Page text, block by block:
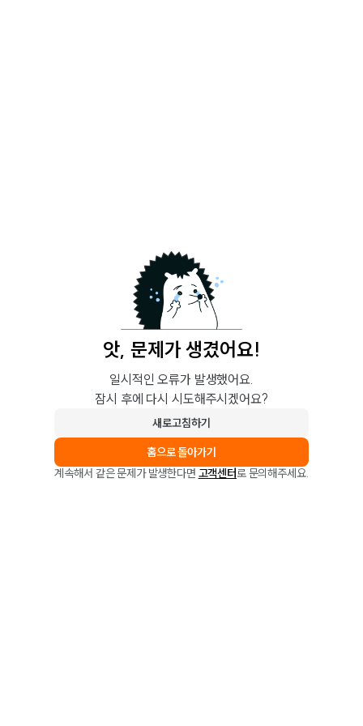
앗, 문제가 생겼어요!
일시적인 오류가 발생했어요.
잠시 후에 다시 시도해주시겠어요?
새로고침하기
홈으로 돌아가기
계속해서 같은 문제가 발생한다면 고객센터로 문의해주세요.